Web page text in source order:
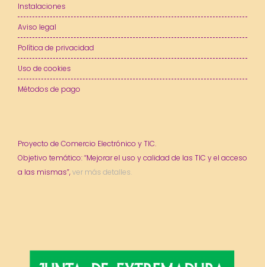
Instalaciones
Aviso legal
Política de privacidad
Uso de cookies
Métodos de pago
Proyecto de Comercio Electrónico y TIC.
Objetivo temático: “Mejorar el uso y calidad de las TIC y el acceso
a las mismas”,ver más detalles.